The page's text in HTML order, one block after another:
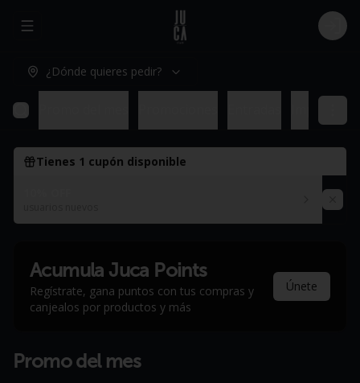
Abrir menu de navegación Login
¿Dónde quieres pedir?
Tienes 1 cupón disponible
Acumula Juca Points
Regístrate, gana puntos con tus compras y
canjealos por productos y más
Únete
Promo del mes